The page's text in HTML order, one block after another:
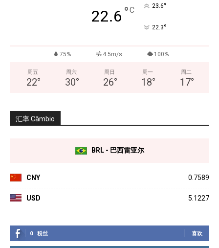
22.6 °C 23.6°
22.3°
75% 4.5m/s 100%
周五
22°
周六
30°
周日
26°
周一
18°
周二
17°
汇率 Câmbio
BRL - 巴西雷亚尔
CNY 0.7589
USD 5.1227
0 粉丝 喜欢